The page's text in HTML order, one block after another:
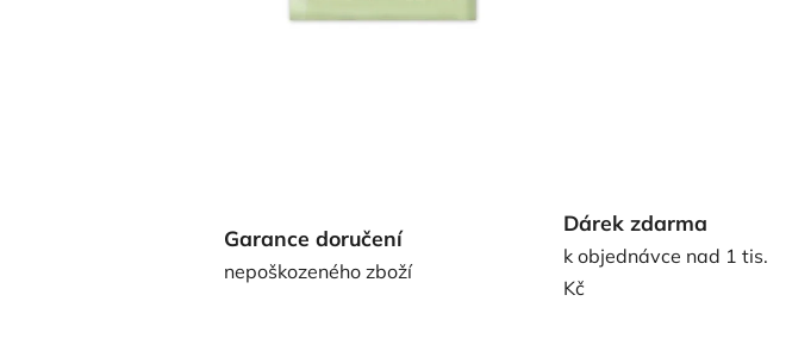
Garance doručení
nepoškozeného zboží
Dárek zdarma
k objednávce nad 1 tis.
Kč